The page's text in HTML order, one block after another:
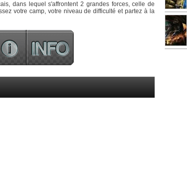
dans lequel s'affrontent 2 grandes forces, celle de
votre camp, votre niveau de difficulté et partez à la